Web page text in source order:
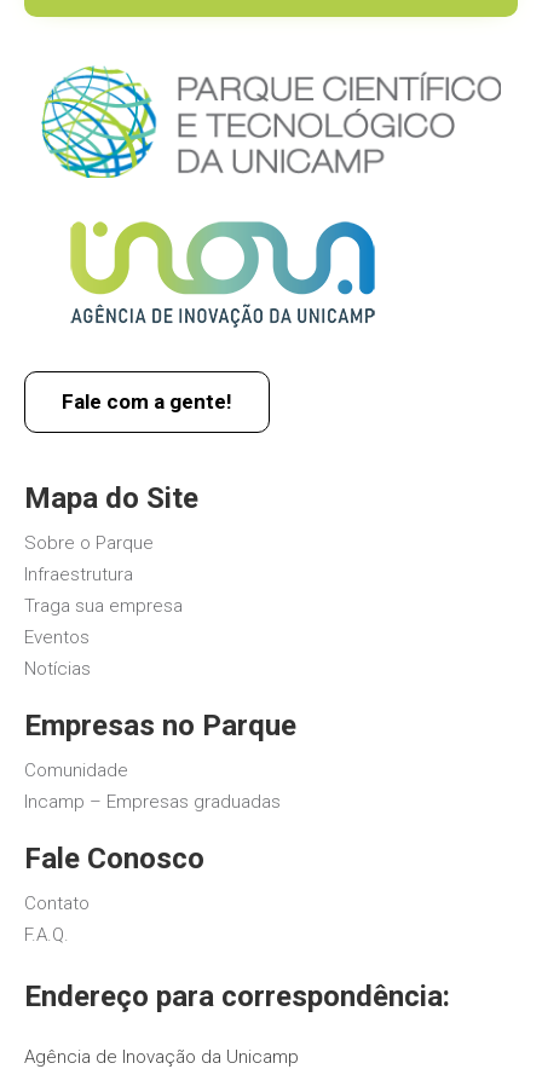
Fale com a gente!
Mapa do Site
Sobre o Parque
Infraestrutura
Traga sua empresa
Eventos
Notícias
Empresas no Parque
Comunidade
Incamp – Empresas graduadas
Fale Conosco
Contato
F.A.Q.
Endereço para correspondência:
Agência de Inovação da Unicamp